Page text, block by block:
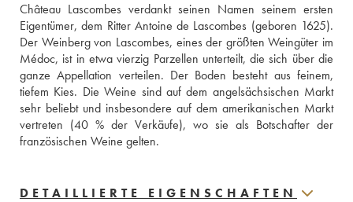
Château Lascombes verdankt seinen Namen seinem ersten
Eigentümer, dem Ritter Antoine de Lascombes (geboren 1625).
Der Weinberg von Lascombes, eines der größten Weingüter im
Médoc, ist in etwa vierzig Parzellen unterteilt, die sich über die
ganze Appellation verteilen. Der Boden besteht aus feinem,
tiefem Kies. Die Weine sind auf dem angelsächsischen Markt
sehr beliebt und insbesondere auf dem amerikanischen Markt
vertreten (40 % der Verkäufe), wo sie als Botschafter der
französischen Weine gelten.
DETAILLIERTE EIGENSCHAFTEN